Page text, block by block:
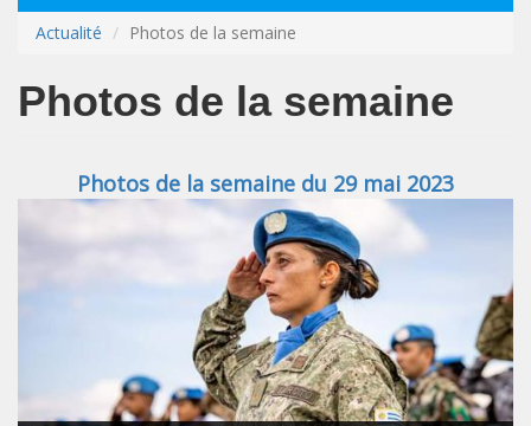
Actualité Photos de la semaine
Photos de la semaine
Photos de la semaine du 29 mai 2023